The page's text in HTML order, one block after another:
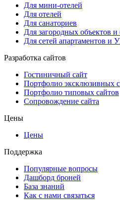
Для мини-отелей
Для отелей
Для санаториев
Для загородных объектов и
Для сетей апартаментов и
Разработка сайтов
Гостиничный сайт
Портфолио эксклюзивных
Портфолио типовых сайтов
Сопровождение сайта
Цены
Цены
Поддержка
Популярные вопросы
Дашборд броней
База знаний
Как с нами связаться